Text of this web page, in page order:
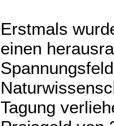
Erstmals
einen
Tagung